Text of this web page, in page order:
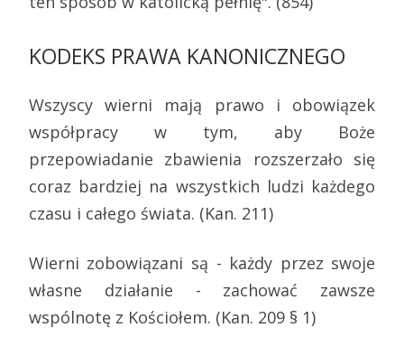
KODEKS PRAWA KANONICZNEGO
Wszyscy wierni mają prawo i obowiązek
współpracy w tym, aby Boże
przepowiadanie zbawienia rozszerzało się
coraz bardziej na wszystkich ludzi każdego
czasu i całego świata. (Kan. 211)
Wierni zobowiązani są - każdy przez swoje
własne działanie - zachować zawsze
wspólnotę z Kościołem. (Kan. 209 § 1)